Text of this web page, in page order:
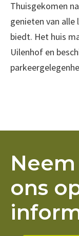
Thuisgekomen
genieten van alle
biedt. Het huis
Uilenhof en
ons